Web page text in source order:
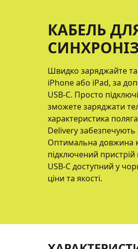
КАБЕЛЬ
Швидко заряджайте та
iPhone або iPad, за
USB-C. Просто
зможете заряджати
характеристика
Delivery
Оптимальна довжина
підключений
USB-C доступний у
ціни та якості.